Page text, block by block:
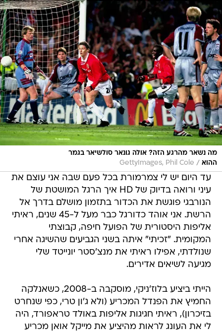
מה נשאר מהרגע הזה? אולה גונאר סולשיאר בגמר
ההוא /
GettyImages, Phil Cole
עד היום יש לי צמרמורת בכל פעם שבה אני עוצם את
עיני ורואה בדיוק של HD איך הרגל המושטת של
הנורבגי פוגשת את הכדור בתזמון מושלם בדרך אל
הרשת. אני אוהד כדורגל כבר מעל ל-45 שנים, ראיתי
אליפות היסטורית של הפועל חיפה, קבוצתי
המקומית. "זכיתי" איתה בשני הגביעים שהשיגה אחרי
שנולדתי, אפילו ראיתי את מנצ'סטר יונייטד שלי
מגיעה לשיאים אדירים.
הייתי ביציע בלוז'ניקי, מוסקבה ב-2008, כשאנלקה
החמיץ את הפנדל המכריע (ולא ג'ון טרי, כפי שנחרט
בזיכרון), ראיתי חגיגות אליפות באולד טראפורד, היה
לי את העונג לראות מהיציע את מייקל אואן מכריע